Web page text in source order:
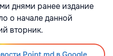
днями ранее издание
о начале данной
вторник.